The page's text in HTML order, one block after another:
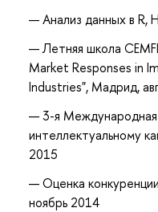
Анализ данных в
Летняя школа
Market Responses in
Industries", Мадрид,
3-я
интеллектуальному
2015
Оценка
ноябрь 2014